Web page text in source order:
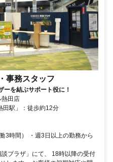
事務スタッフ
を結ぶサポート役に！
熱田店
田駅」：徒歩約12分
3時間） ・週3日以上の勤務から
プラザ」にて、 18時以降の受付